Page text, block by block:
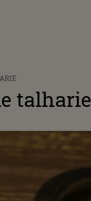
talharie